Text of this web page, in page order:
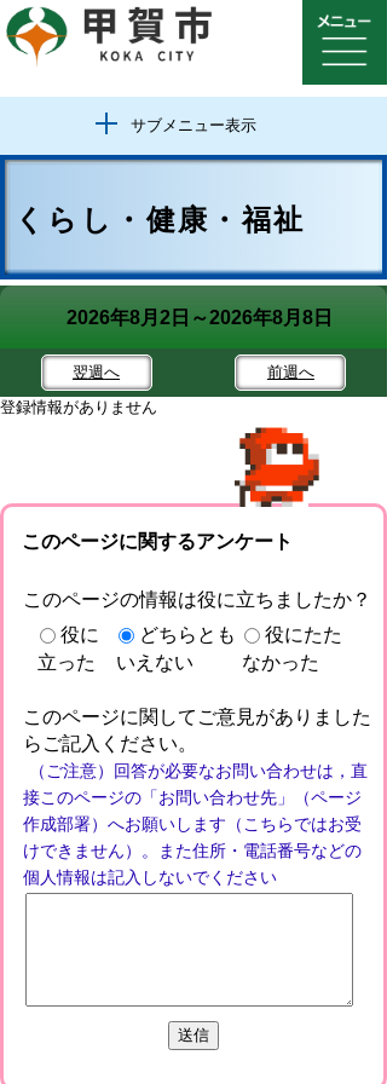
サブメニュー表示
くらし・健康・福祉
2026年8月2日～2026年8月8日
翌週へ 前週へ
登録情報がありません
このページに関するアンケート
このページの情報は役に立ちましたか？
役に
立った
どちらとも
いえない
役にたた
なかった
このページに関してご意見がありました
らご記入ください。
（ご注意）回答が必要なお問い合わせは，直
接このページの「お問い合わせ先」（ページ
作成部署）へお願いします（こちらではお受
けできません）。また住所・電話番号などの
個人情報は記入しないでください